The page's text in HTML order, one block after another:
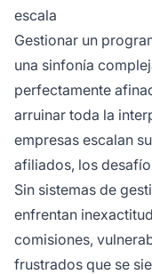
escala
Gestionar un
una sinfonía
perfectamente
arruinar toda la
empresas escalan
afiliados, los
Sin sistemas de
enfrentan
comisiones,
frustrados que se